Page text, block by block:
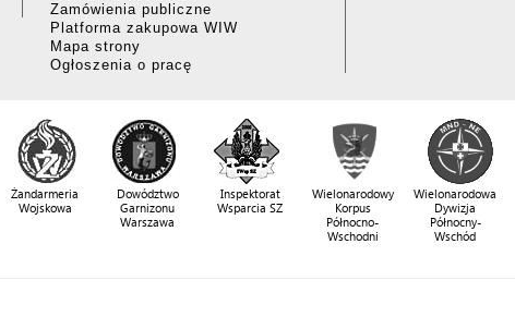
Zamówienia publiczne
Platforma zakupowa WIW
Mapa strony
Ogłoszenia o pracę
Żandarmeria
Wojskowa
Dowództwo
Garnizonu
Warszawa
Inspektorat
Wsparcia SZ
Wielonarodowy
Korpus
Północno-
Wschodni
Wielonarodowa
Dywizja
Północny-
Wschód